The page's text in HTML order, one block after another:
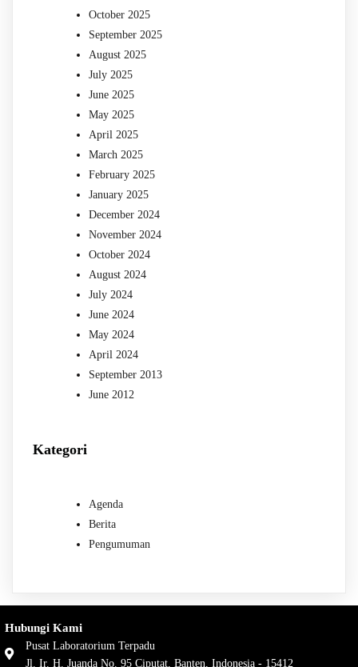
October 2025
September 2025
August 2025
July 2025
June 2025
May 2025
April 2025
March 2025
February 2025
January 2025
December 2024
November 2024
October 2024
August 2024
July 2024
June 2024
May 2024
April 2024
September 2013
June 2012
Kategori
Agenda
Berita
Pengumuman
Hubungi Kami
Pusat Laboratorium Terpadu
Jl. Ir. H. Juanda No. 95 Ciputat, Banten, Indonesia - 15412